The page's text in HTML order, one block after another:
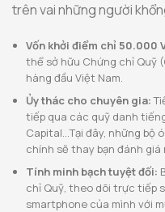
trên vai những người
Vốn khởi điểm chỉ 50.000
thể sở hữu Chứng chỉ Quỹ
hàng đầu Việt Nam.
Ủy thác cho chuyên gia:
tiếp qua các quỹ danh tiếng
Capital…Tại đây, những
chính sẽ thay bạn đánh
Tính minh bạch tuyệt đối:
chỉ Quỹ, theo dõi trực tiếp
smartphone của mình với